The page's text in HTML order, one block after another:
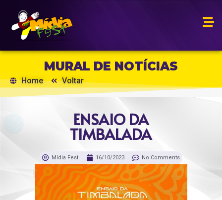
MURAL DE NOTÍCIAS
Home Voltar
ENSAIO DA
TIMBALADA
Mídia Fest 16/10/2023 No Comments